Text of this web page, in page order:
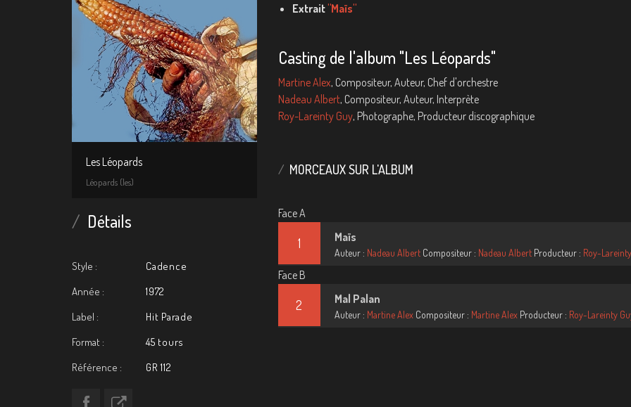
Les Léopards
Léopards (les)
Détails
Style :
Cadence
Année :
1972
Label :
Hit Parade
Format :
45 tours
Référence :
GR 112
Extrait"Maïs"
Casting de l'album "Les Léopards"
Martine Alex, Compositeur, Auteur, Chef d'orchestre
Nadeau Albert, Compositeur, Auteur, Interprète
Roy-Lareinty Guy, Photographe, Producteur discographique
MORCEAUX SUR L'ALBUM
Face A
1 Maïs
Auteur : Nadeau AlbertCompositeur : Nadeau AlbertProducteur : Roy-
Face B
2 Mal Palan
Auteur : Martine AlexCompositeur : Martine AlexProducteur : Roy-Lareinty